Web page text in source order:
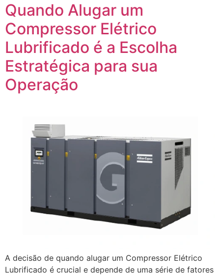
Quando Alugar um
Compressor Elétrico
Lubrificado é a Escolha
Estratégica para sua
Operação
A decisão de quando alugar um Compressor Elétrico
Lubrificado é crucial e depende de uma série de fatores